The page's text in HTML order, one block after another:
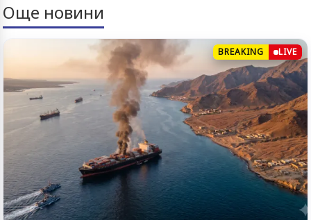
Още новини
BREAKING LIVE